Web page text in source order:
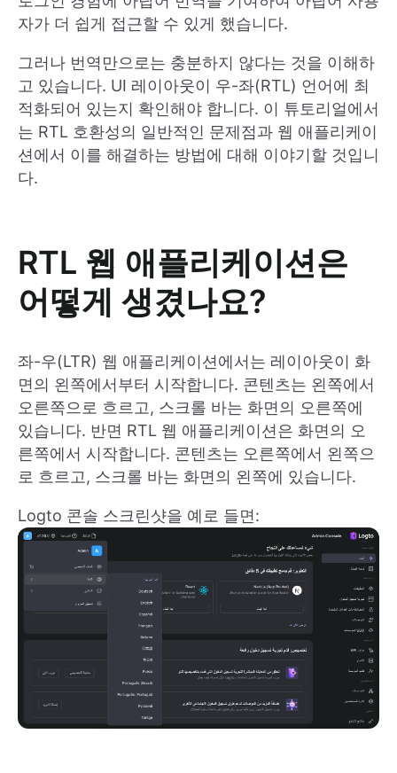
자가 더 쉽게 접근할 수 있게 했습니다.
그러나 번역만으로는 충분하지 않다는 것을 이해하
고 있습니다. UI 레이아웃이 우-좌(RTL) 언어에 최
적화되어 있는지 확인해야 합니다. 이 튜토리얼에서
는 RTL 호환성의 일반적인 문제점과 웹 애플리케이
션에서 이를 해결하는 방법에 대해 이야기할 것입니
다.
RTL 웹 애플리케이션은
어떻게 생겼나요?
좌-우(LTR) 웹 애플리케이션에서는 레이아웃이 화
면의 왼쪽에서부터 시작합니다. 콘텐츠는 왼쪽에서
오른쪽으로 흐르고, 스크롤 바는 화면의 오른쪽에
있습니다. 반면 RTL 웹 애플리케이션은 화면의 오
른쪽에서 시작합니다. 콘텐츠는 오른쪽에서 왼쪽으
로 흐르고, 스크롤 바는 화면의 왼쪽에 있습니다.
Logto 콘솔 스크린샷을 예로 들면: